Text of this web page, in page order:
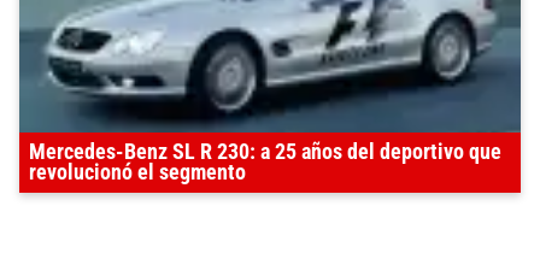
Mercedes-Benz SL R 230: a 25 años del deportivo que
revolucionó el segmento